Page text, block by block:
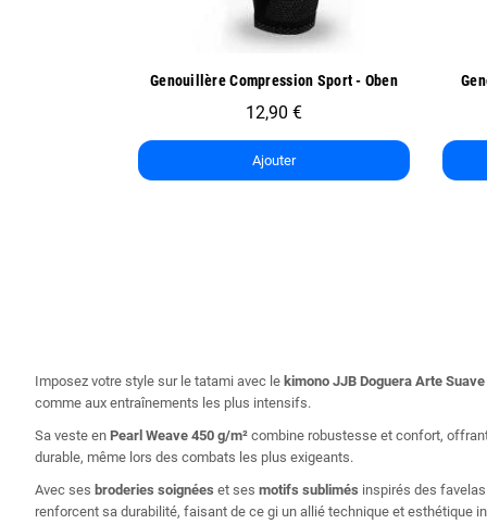
Aperçu rapide
Genoullière de Sport Exo One - Oben
14,90 € 7,45 €
Ajouter
Imposez votre style sur le tatami avec le kimono JJB Doguera Arte
comme aux entraînements les plus intensifs.
Sa veste en Pearl Weave 450 g/m² combine robustesse et confort,
durable, même lors des combats les plus exigeants.
Avec ses broderies soignées et ses motifs sublimés inspirés des
renforcent sa durabilité, faisant de ce gi un allié technique et esthétique